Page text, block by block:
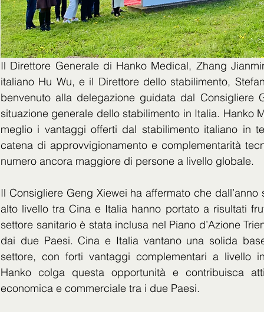
Il Direttore Generale di Hanko Medical, Zhang
italiano Hu Wu, e il Direttore dello stabilimento,
benvenuto alla delegazione guidata dal Consigliere
situazione generale dello stabilimento in Italia. Hanko
meglio i vantaggi offerti dal stabilimento italiano in
catena di approvvigionamento e complementarità
numero ancora maggiore di persone a livello globale.
Il Consigliere Geng Xiewei ha affermato che
alto livello tra Cina e Italia hanno portato a risultati
settore sanitario è stata inclusa nel Piano d’Azione
dai due Paesi. Cina e Italia vantano una solida
settore, con forti vantaggi complementari a livello
Hanko colga questa opportunità e contribuisca
economica e commerciale tra i due Paesi.